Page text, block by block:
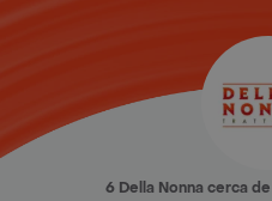
6 Della Nonna cerca